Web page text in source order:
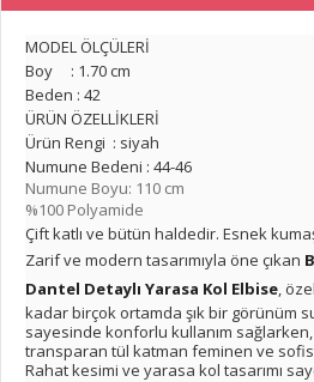
MODEL ÖLÇÜLERİ
Boy : 1.70 cm
Beden : 42
ÜRÜN ÖZELLİKLERİ
Ürün Rengi : siyah
Numune Bedeni : 44-46
Numune Boyu: 110 cm
%100 Polyamide
Çift katlı ve bütün haldedir. Esnek
Zarif ve modern tasarımıyla öne çıkan
Dantel Detaylı Yarasa Kol Elbise ,
kadar birçok ortamda şık bir görünüm
sayesinde konforlu kullanım
transparan tül katman feminen ve
Rahat kesimi ve yarasa kol tasarımı